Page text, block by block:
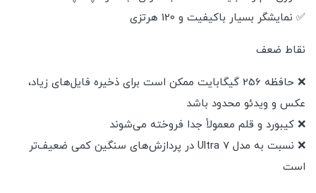
✅ نمایشگر بسیار باکیفیت و 120 هرتزی
نقاط ضعف
❌ حافظه 256 گیگابایت ممکن است برای ذخیره فایل‌های زیاد،
عکس و ویدئو محدود باشد
❌ کیبورد و قلم معمولاً جدا فروخته می‌شوند
❌ نسبت به مدل Ultra 7 در پردازش‌های سنگین کمی ضعیف‌تر
است